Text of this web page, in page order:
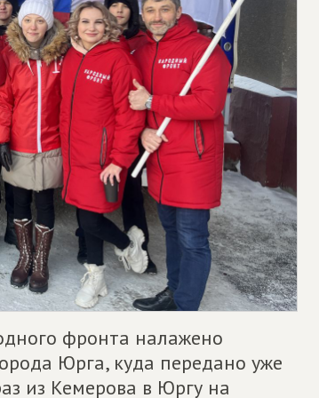
фронта налажено
Юрга, куда передано уже
из Кемерова в Юргу на